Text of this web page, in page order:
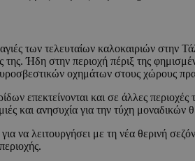
των τελευταίων καλοκαιριών στην
της. Ήδη στην περιοχή πέριξ της
οχημάτων στους χώρους
επεκτείνονται και σε άλλες
και ανησυχία για την τύχη
να λειτουργήσει με τη νέα θερινή